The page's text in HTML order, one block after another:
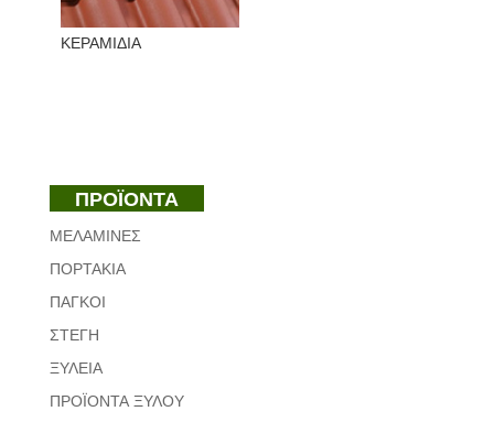
ΚΕΡΑΜΙΔΙΑ
ΠΡΟΪΟΝΤΑ
ΜΕΛΑΜΙΝΕΣ
ΠΟΡΤΑΚΙΑ
ΠΑΓΚΟΙ
ΣΤΕΓΗ
ΞΥΛΕΙΑ
ΠΡΟΪΟΝΤΑ ΞΥΛΟΥ